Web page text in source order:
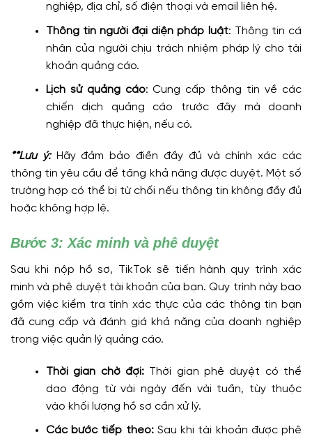
nghiệp, địa chỉ, số điện thoại và email liên hệ.
Thông tin người đại diện pháp luật: Thông tin cá
nhân của người chịu trách nhiệm pháp lý cho tài
khoản quảng cáo.
Lịch sử quảng cáo: Cung cấp thông tin về các
chiến dịch quảng cáo trước đây mà doanh
nghiệp đã thực hiện, nếu có.
**Lưu ý:Hãy đảm bảo điền đầy đủ và chính xác các
thông tin yêu cầu để tăng khả năng được duyệt. Một số
trường hợp có thể bị từ chối nếu thông tin không đầy đủ
hoặc không hợp lệ.
Bước 3: Xác minh và phê duyệt
Sau khi nộp hồ sơ, TikTok sẽ tiến hành quy trình xác
minh và phê duyệt tài khoản của bạn. Quy trình này bao
gồm việc kiểm tra tính xác thực của các thông tin bạn
đã cung cấp và đánh giá khả năng của doanh nghiệp
trong việc quản lý quảng cáo.
Thời gian chờ đợi:Thời gian phê duyệt có thể
dao động từ vài ngày đến vài tuần, tùy thuộc
vào khối lượng hồ sơ cần xử lý.
Các bước tiếp theo: Sau khi tài khoản được phê